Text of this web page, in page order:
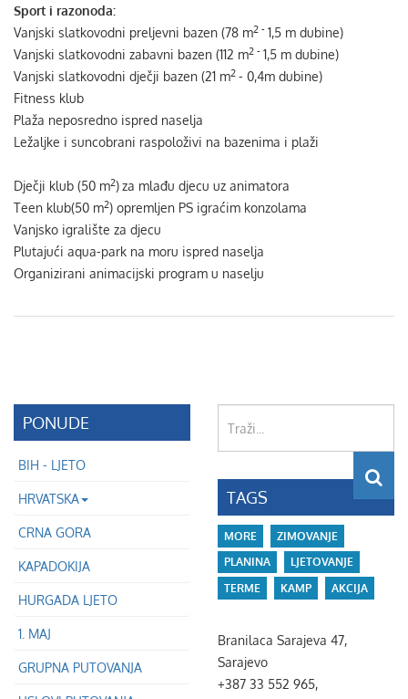
Sport i razonoda:
Vanjski slatkovodni preljevni bazen (78 m2 - 1,5 m dubine)
Vanjski slatkovodni zabavni bazen (112 m2 - 1,5 m dubine)
Vanjski slatkovodni dječji bazen (21 m2 - 0,4m dubine)
Fitness klub
Plaža neposredno ispred naselja
Ležaljke i suncobrani raspoloživi na bazenima i plaži
Dječji klub (50 m2)za mlađu djecu uz animatora
Teen klub(50 m2) opremljen PS igraćim konzolama
Vanjsko igralište za djecu
Plutajući aqua-park na moru ispred naselja
Organizirani animacijski program u naselju
PONUDE
BIH - LJETO
HRVATSKA
CRNA GORA
KAPADOKIJA
HURGADA LJETO
1. MAJ
GRUPNA PUTOVANJA
TAGS
MORE
ZIMOVANJE
PLANINA
LJETOVANJE
TERME
KAMP AKCIJA
Branilaca Sarajeva 47,
Sarajevo
+387 33 552 965,